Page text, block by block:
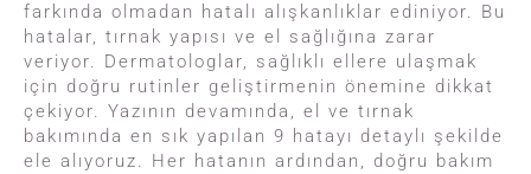
farkında olmadan hatalı alışkanlıklar ediniyor. Bu
hatalar, tırnak yapısı ve el sağlığına zarar
veriyor. Dermatologlar, sağlıklı ellere ulaşmak
için doğru rutinler geliştirmenin önemine dikkat
çekiyor. Yazının devamında, el ve tırnak
bakımında en sık yapılan 9 hatayı detaylı şekilde
ele alıyoruz. Her hatanın ardından, doğru bakım